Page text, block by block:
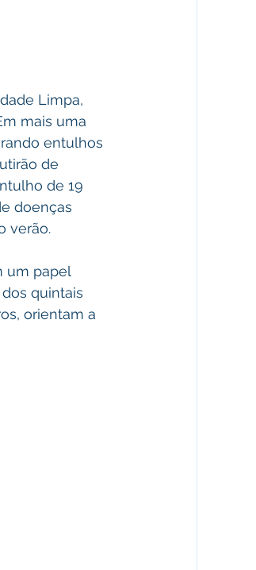
Limpa,
mais uma
entulhos
de
de 19
doenças
verão.
um papel
quintais
orientam a